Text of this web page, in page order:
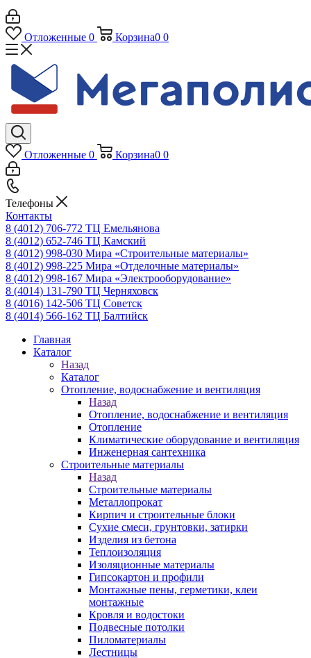
Отложенные 0 Корзина0 0
Отложенные 0 Корзина0 0
Телефоны
Контакты
8 (4012) 706-772 ТЦ Емельянова
8 (4012) 652-746 ТЦ Камский
8 (4012) 998-030 Мира «Строительные материалы»
8 (4012) 998-225 Мира «Отделочные материалы»
8 (4012) 998-167 Мира «Электрооборудование»
8 (4014) 131-790 ТЦ Черняховск
8 (4016) 142-506 ТЦ Советск
8 (4014) 566-162 ТЦ Балтийск
Главная
Каталог
Назад
Каталог
Отопление, водоснабжение и вентиляция
Назад
Отопление, водоснабжение и вентиляция
Отопление
Климатические оборудование и вентиляция
Инженерная сантехника
Строительные материалы
Назад
Строительные материалы
Металлопрокат
Кирпич и строительные блоки
Сухие смеси, грунтовки, затирки
Изделия из бетона
Теплоизоляция
Изоляционные материалы
Гипсокартон и профили
Монтажные пены, герметики, клеи
монтажные
Кровля и водостоки
Подвесные потолки
Пиломатериалы
Лестницы